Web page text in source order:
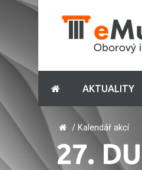
AKTUALITY
/ Kalendář akcí
27.